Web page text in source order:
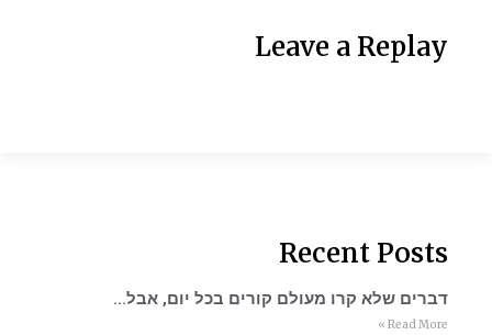
Leave a Replay
Recent Posts
דברים שלא קרו מעולם קורים בכל יום, אבל…
Read More »